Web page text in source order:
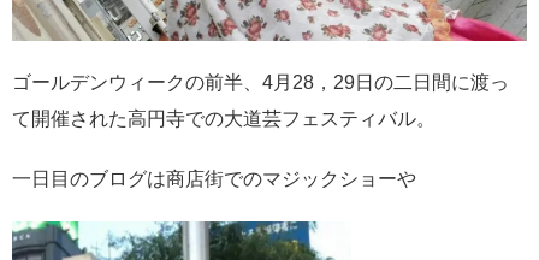
ゴールデンウィークの前半、4月28，29日の二日間に渡っ
て開催された高円寺での大道芸フェスティバル。
一日目のブログは商店街でのマジックショーや